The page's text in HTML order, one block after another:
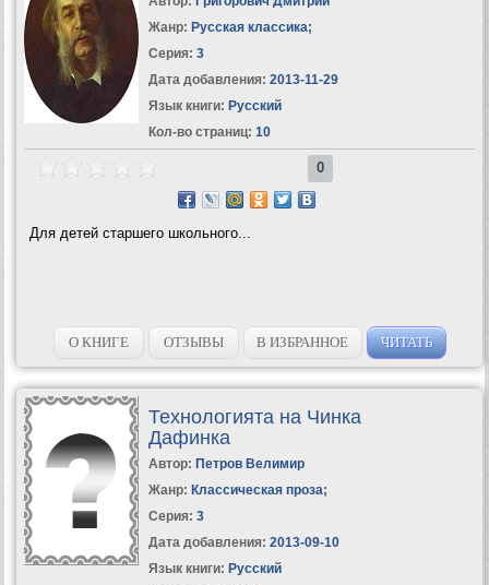
Жанр: Русская классика;
Серия: 3
Дата добавления: 2013-11-29
Язык книги: Русский
Кол-во страниц: 10
0
Для детей старшего школьного...
О КНИГЕ ОТЗЫВЫ В ИЗБРАННОЕ ЧИТАТЬ
Технологията на Чинка
Дафинка
Автор: Петров Велимир
Жанр: Классическая проза;
Серия: 3
Дата добавления: 2013-09-10
Язык книги: Русский